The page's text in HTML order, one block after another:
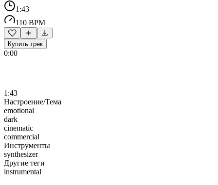
1:43
110 BPM
Купить трек
0:00
1:43
Настроение/Тема
emotional
dark
cinematic
commercial
Инструменты
synthesizer
Другие теги
instrumental